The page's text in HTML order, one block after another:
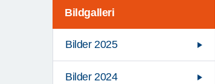
Bildgalleri
Bilder 2025
Bilder 2024